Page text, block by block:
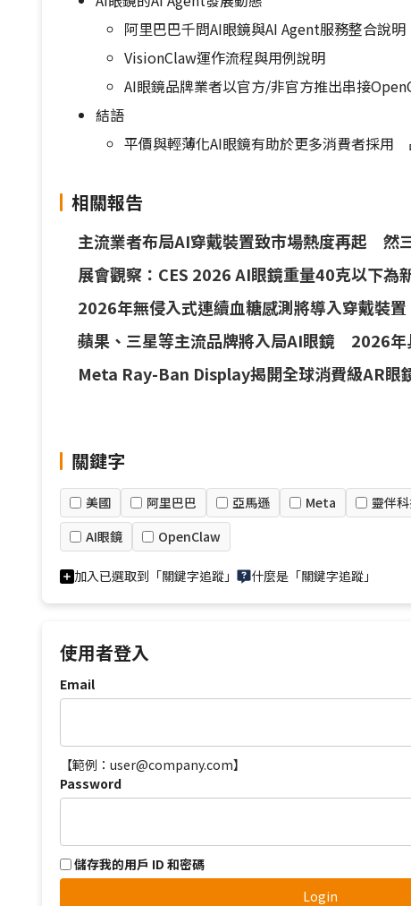
阿里巴巴千問AI眼鏡與AI Agent服務整合說明
VisionClaw運作流程與用例說明
AI眼鏡品牌業者以官方/非官方推出串接
結語
平價與輕薄化AI眼鏡有助於更多消費者採用
相關報告
主流業者布局AI穿戴裝置致市場熱度再起 然
展會觀察：CES 2026 AI眼鏡重量40克以下
2026年無侵入式連續血糖感測將導入穿戴裝
蘋果、三星等主流品牌將入局AI眼鏡 2026年
Meta Ray-Ban Display揭開全球消費級AR眼
關鍵字
美國 阿里巴巴 亞馬遜 Meta 靈伴
AI眼鏡
OpenClaw
加入已選取到「關鍵字追蹤」 什麼是「關鍵字追蹤」
使用者登入
Email
【範例：user@company.com】
Password
儲存我的用戶 ID 和密碼
Login